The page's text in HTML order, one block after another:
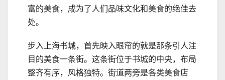
富的美食，成为了人们品味文化和美食的绝佳去
处。
步入上海书城，首先映入眼帘的就是那条引人注
目的美食一条街。这条街位于书城的中央，布局
整齐有序，风格独特。街道两旁是各类美食店